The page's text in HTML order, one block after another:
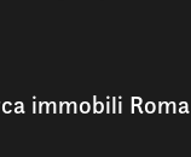
immobili Roma